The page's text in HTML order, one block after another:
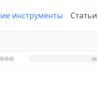
инструменты Статьи